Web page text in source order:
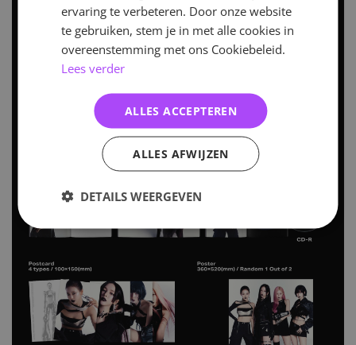
ervaring te verbeteren. Door onze website
te gebruiken, stem je in met alle cookies in
overeenstemming met ons Cookiebeleid.
Lees verder
ALLES ACCEPTEREN
ALLES AFWIJZEN
DETAILS WEERGEVEN